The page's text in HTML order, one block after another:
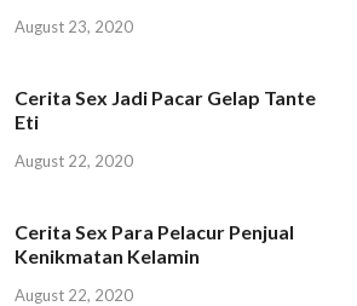
August 23, 2020
Cerita Sex Jadi Pacar Gelap Tante
Eti
August 22, 2020
Cerita Sex Para Pelacur Penjual
Kenikmatan Kelamin
August 22, 2020